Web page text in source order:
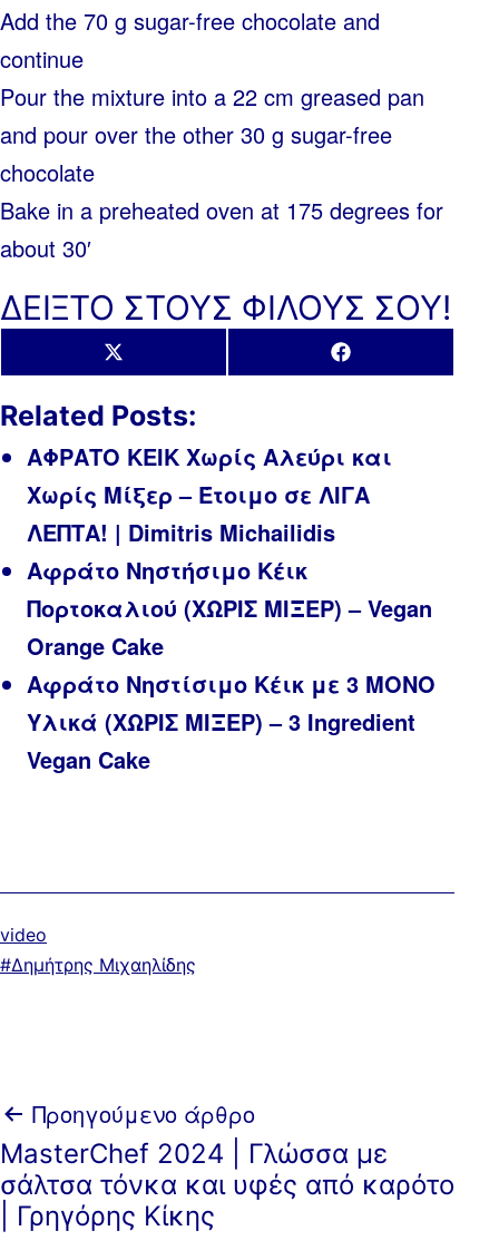
Add the 70 g sugar-free chocolate and
continue
Pour the mixture into a 22 cm greased pan
and pour over the other 30 g sugar-free
chocolate
Bake in a preheated oven at 175 degrees for
about 30′
ΔΕΙΞΤΟ ΣΤΟΥΣ ΦΙΛΟΥΣ ΣΟΥ!
Share
on
X
(Twitter)
Share
on
Facebook
Related Posts:
ΑΦΡΑΤΟ ΚΕΙΚ Χωρίς Αλεύρι και
Χωρίς Μίξερ – Έτοιμο σε ΛΙΓΑ
ΛΕΠΤΑ! | Dimitris Michailidis
Αφράτο Νηστήσιμο Κέικ
Πορτοκαλιού (ΧΩΡΙΣ ΜΙΞΕΡ) – Vegan
Orange Cake
Αφράτο Νηστίσιμο Κέικ με 3 MONO
Υλικά (ΧΩΡΙΣ ΜΙΞΕΡ) – 3 Ingredient
Vegan Cake
Κατηγοριοποιημένα
ως
video
ΜεΔημήτρης Μιχαηλίδης
Πλοήγηση
άρθρων
Προηγούμενο άρθρο
MasterChef 2024 | Γλώσσα με
σάλτσα τόνκα και υφές από καρότο
| Γρηγόρης Κίκης